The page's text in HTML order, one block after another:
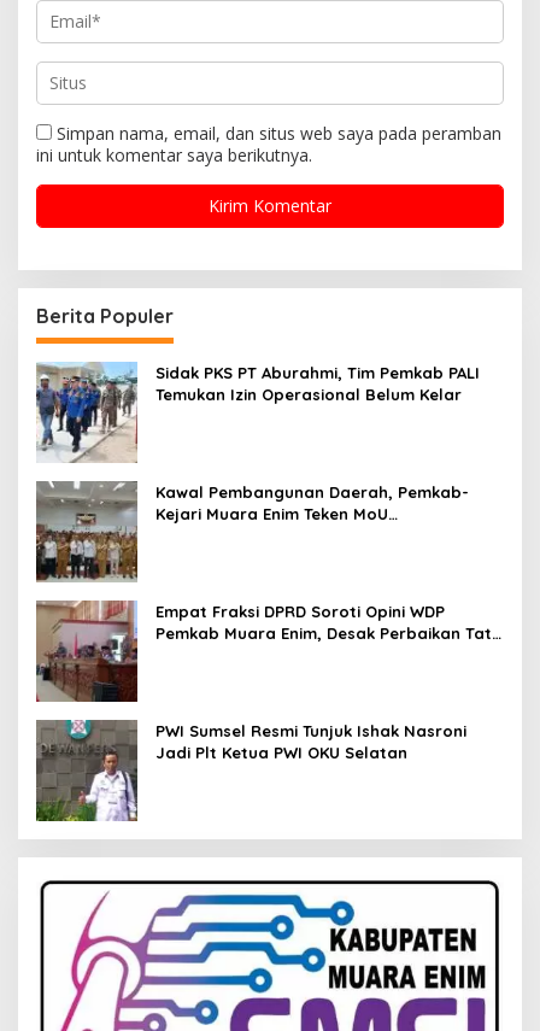
Simpan nama, email, dan situs web saya pada peramban
ini untuk komentar saya berikutnya.
Berita Populer
Sidak PKS PT Aburahmi, Tim Pemkab PALI
Temukan Izin Operasional Belum Kelar
Kawal Pembangunan Daerah, Pemkab-
Kejari Muara Enim Teken MoU
Empat Fraksi DPRD Soroti Opini WDP
Pemkab Muara Enim, Desak Perbaikan Tata
PWI Sumsel Resmi Tunjuk Ishak Nasroni
Jadi Plt Ketua PWI OKU Selatan